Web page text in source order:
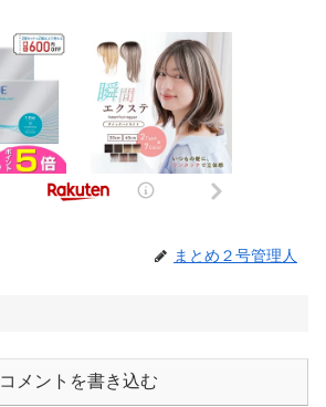
まとめ２号管理人
コメントを書き込む